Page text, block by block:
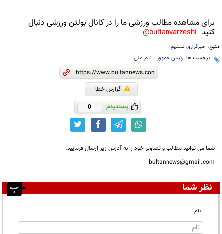
برای مشاهده مطالب ورزشی ما را در کانال بولتن ورزشی دنبال
کنید bultanvarzeshi@
منبع: خبرگزاری تسنیم
برچسب ها: رئیس جمهور ، تیم ملی
گزارش خطا
پسندیدم 0
شما می توانید مطالب و تصاویر خود را به آدرس زیر ارسال فرمایید.
bultannews@gmail.com
نظر شما
نام